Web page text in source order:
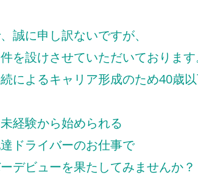
誠に申し訳ないですが、
を設けさせていただいておりま
によるキャリア形成のため40歳
経験から始められる
ドライバーのお仕事で
デビューを果たしてみませんか？